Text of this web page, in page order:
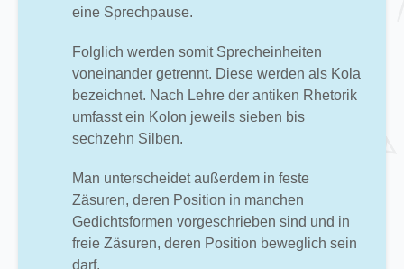
eine Sprechpause.
Folglich werden somit Sprecheinheiten
voneinander getrennt. Diese werden als Kola
bezeichnet. Nach Lehre der antiken Rhetorik
umfasst ein Kolon jeweils sieben bis
sechzehn Silben.
Man unterscheidet außerdem in feste
Zäsuren, deren Position in manchen
Gedichtsformen vorgeschrieben sind und in
freie Zäsuren, deren Position beweglich sein
darf.